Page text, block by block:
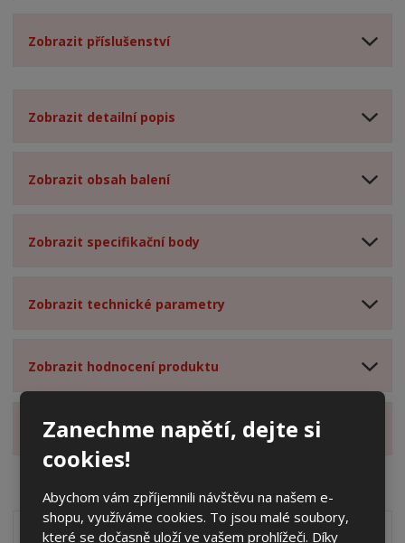
Zanechme napětí, dejte si
cookies!
Abychom vám zpříjemnili návštěvu na našem e-
shopu, využíváme cookies. To jsou malé soubory,
které se dočasně uloží ve vašem prohlížeči. Díky
Zobrazit příslušenství
Zobrazit detailní popis
Zobrazit obsah balení
Zobrazit specifikační body
Zobrazit technické parametry
Zobrazit hodnocení produktu
Zobrazit alternativní produkty